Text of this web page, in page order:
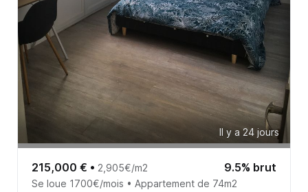
Il y a 24 jours
215,000 € • 2,905€/m2 9.5% brut
Se loue 1700€/mois • Appartement de 74m2